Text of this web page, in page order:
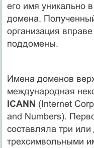
его имя уникально
домена.
организация
поддомены.
Имена доменов
международная
ICANN (Internet
and Numbers).
составляла три
трехсимвольными